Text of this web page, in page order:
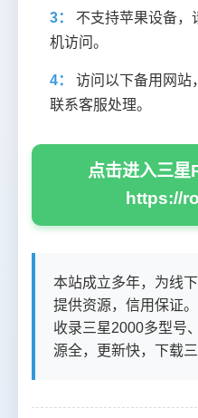
3：
不支持苹果设备，
机访问。
4：
访问以下备用网站
联系客服处理。
点击进入三星
https://
本站成立多年，为线
提供资源，信用保证。
收录三星2000多型号
源全，更新快，下载三